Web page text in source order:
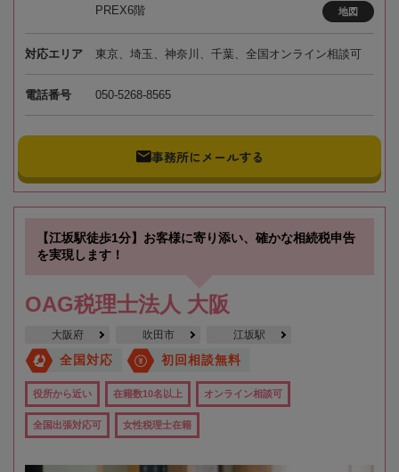
PREX6階
地図
対応エリア 東京、埼玉、神奈川、千葉、全国オンライン相談可
電話番号 050-5268-8565
事務所にメールする
【江坂駅徒歩1分】お客様に寄り添い、確かな相続税申告
を実現します！
OAG税理士法人 大阪
大阪府 吹田市 江坂駅
全国対応 初回相談無料
役所から近い 在籍数10名以上 オンライン相談可
全国出張対応可 女性税理士在籍